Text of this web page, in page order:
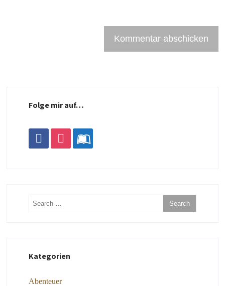
Folge mir auf…
facebookinstagramleanpub
Kategorien
Abenteuer